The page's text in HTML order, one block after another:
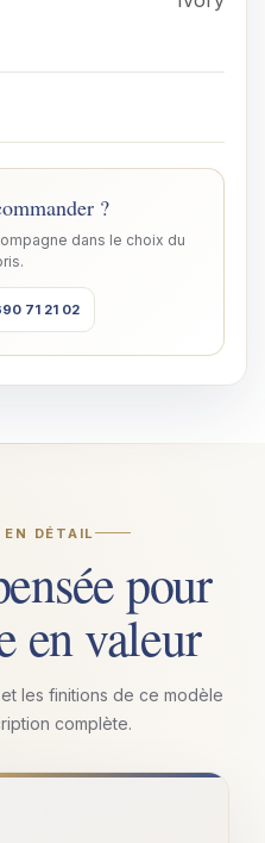
?
dans le choix du
71 21 02
EN DÉTAIL
pour
en valeur
les finitions de ce modèle
complète.